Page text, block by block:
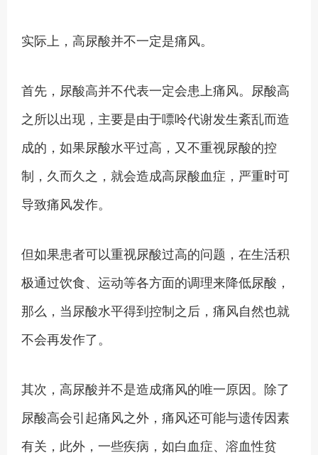
实际上，高尿酸并不一定是痛风。
首先，尿酸高并不代表一定会患上痛风。尿酸高
之所以出现，主要是由于嘌呤代谢发生紊乱而造
成的，如果尿酸水平过高，又不重视尿酸的控
制，久而久之，就会造成高尿酸血症，严重时可
导致痛风发作。
但如果患者可以重视尿酸过高的问题，在生活积
极通过饮食、运动等各方面的调理来降低尿酸，
那么，当尿酸水平得到控制之后，痛风自然也就
不会再发作了。
其次，高尿酸并不是造成痛风的唯一原因。除了
尿酸高会引起痛风之外，痛风还可能与遗传因素
有关，此外，一些疾病，如白血症、溶血性贫